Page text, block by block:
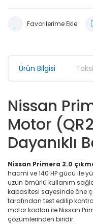
Ürün Bilgisi
Nissan
Motor
Dayanıklı
Nissan Primera 2.0
hacmi ve 140 HP gücü ile
uzun ömürlü kullanım
kapasitesi sayesinde öne
tarafından test edilip
motor kodları ile Nissan
çözümlerinden biridir.